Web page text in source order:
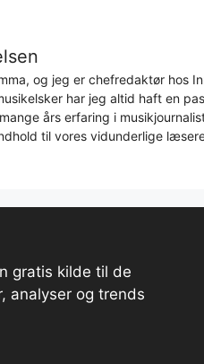
og jeg er chefredaktør hos
har jeg altid haft en
års erfaring i
til vores vidunderlige
gratis kilde til de
analyser og trends